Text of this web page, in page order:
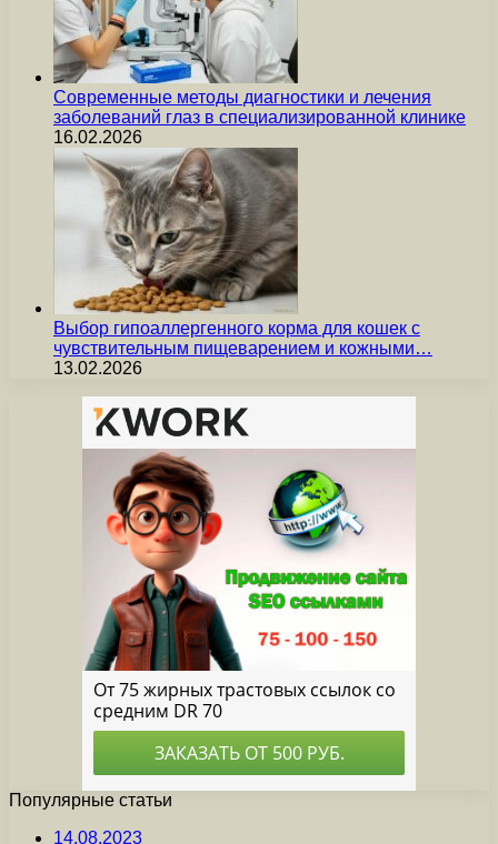
Современные методы диагностики и лечения
заболеваний глаз в специализированной клинике
16.02.2026
Выбор гипоаллергенного корма для кошек с
чувствительным пищеварением и кожными…
13.02.2026
Популярные статьи
14.08.2023